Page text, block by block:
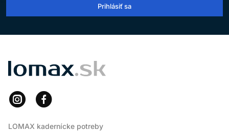
Prihlásiť sa
LOMAX
LOMAX kadernícke potreby